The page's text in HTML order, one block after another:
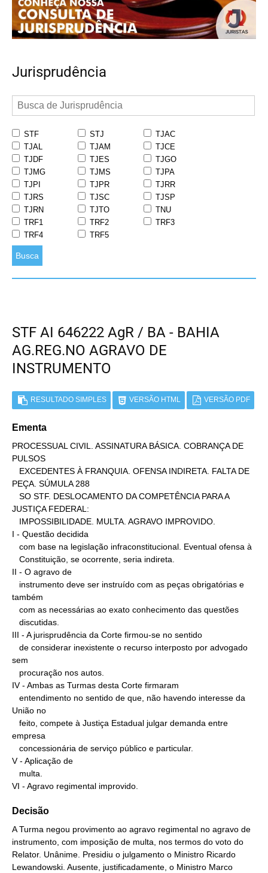
Jurisprudência
STF STJ
TJAC
TJAL
TJAM
TJCE
TJDF
TJES
TJGO
TJMG
TJMS
TJPA
TJPI
TJPR
TJRR
TJRS
TJSC
TJSP
TJRN
TJTO
TNU
TRF1
TRF2
TRF3
TRF4
TRF5
Busca
STF AI 646222 AgR / BA - BAHIA
AG.REG.NO AGRAVO DE
INSTRUMENTO
RESULTADO SIMPLES VERSÃO HTML VERSÃO PDF
Ementa
PROCESSUAL CIVIL. ASSINATURA BÁSICA. COBRANÇA DE
PULSOS
PEÇA. SÚMULA 288
JUSTIÇA FEDERAL:
I - Questão decidida
II - O agravo de
também
III - A jurisprudência da Corte firmou-se no sentido
sem
IV - Ambas as Turmas desta Corte firmaram
União no
empresa
V - Aplicação de
VI - Agravo regimental improvido.
Decisão
A Turma negou provimento ao agravo regimental no agravo de
instrumento, com imposição de multa, nos termos do voto do
Relator. Unânime. Presidiu o julgamento o Ministro Ricardo
Lewandowski. Ausente, justificadamente, o Ministro Marco